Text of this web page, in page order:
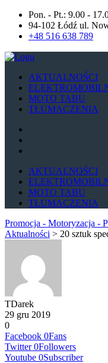
Pon. - Pt.: 9.00 -
94-102 Łódź ul.
+48 516 638 789
AKTUALNOŚCI
MOTO TABU
TŁUMACZENIA
AKTUALNOŚCI
MOTO TABU
TŁUMACZENIA
Promocja - Motoryzacja -
Aktualności > 20 sztuk
TDarek
29 gru 2019
0
Facebook 0Fans
Twitter 0Followers
Youtube 0Subscriber